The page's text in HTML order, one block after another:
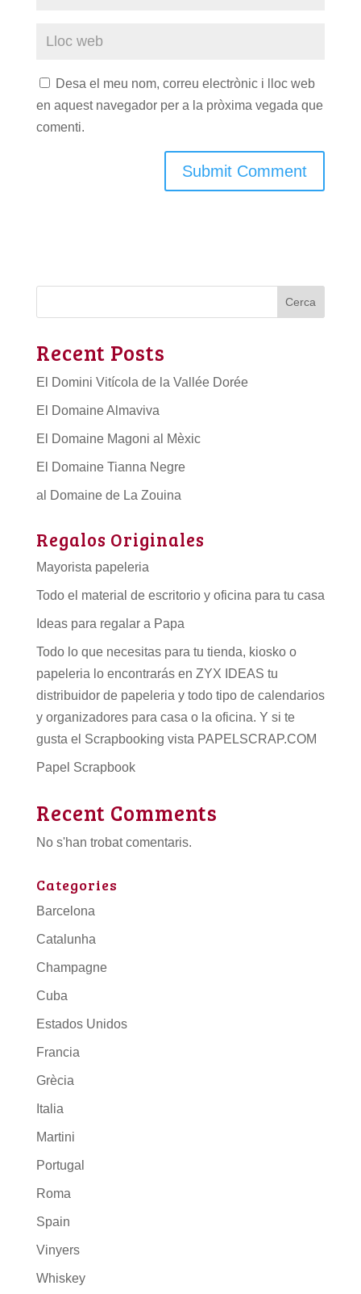
Desa el meu nom, correu electrònic i lloc web
en aquest navegador per a la pròxima vegada que
comenti.
Cerca
Recent Posts
El Domini Vitícola de la Vallée Dorée
El Domaine Almaviva
El Domaine Magoni al Mèxic
El Domaine Tianna Negre
al Domaine de La Zouina
Regalos Originales
Mayorista papeleria
Todo el material de escritorio y oficina para tu casa
Ideas para regalar a Papa
Todo lo que necesitas para tu tienda, kiosko o
papeleria lo encontrarás en ZYX IDEAS tu
distribuidor de papeleria y todo tipo de calendarios
y organizadores para casa o la oficina. Y si te
gusta el Scrapbooking vista PAPELSCRAP.COM
Papel Scrapbook
Recent Comments
No s'han trobat comentaris.
Categories
Barcelona
Catalunha
Champagne
Cuba
Estados Unidos
Francia
Grècia
Italia
Martini
Portugal
Roma
Spain
Vinyers
Whiskey